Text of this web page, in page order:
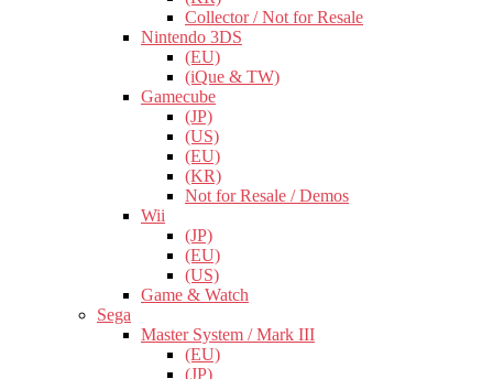
Collector / Not for Resale
Nintendo 3DS
(EU)
(iQue & TW)
Gamecube
(JP)
(US)
(EU)
(KR)
Not for Resale / Demos
Wii
(JP)
(EU)
(US)
Game & Watch
Sega
Master System / Mark III
(EU)
(JP)